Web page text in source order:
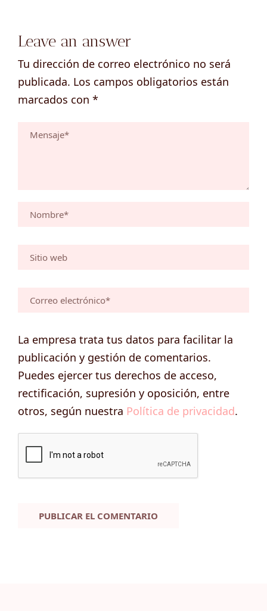
Leave an answer
Tu dirección de correo electrónico no será
publicada. Los campos obligatorios están
marcados con *
La empresa trata tus datos para facilitar la
publicación y gestión de comentarios.
Puedes ejercer tus derechos de acceso,
rectificación, supresión y oposición, entre
otros, según nuestra Política de privacidad.